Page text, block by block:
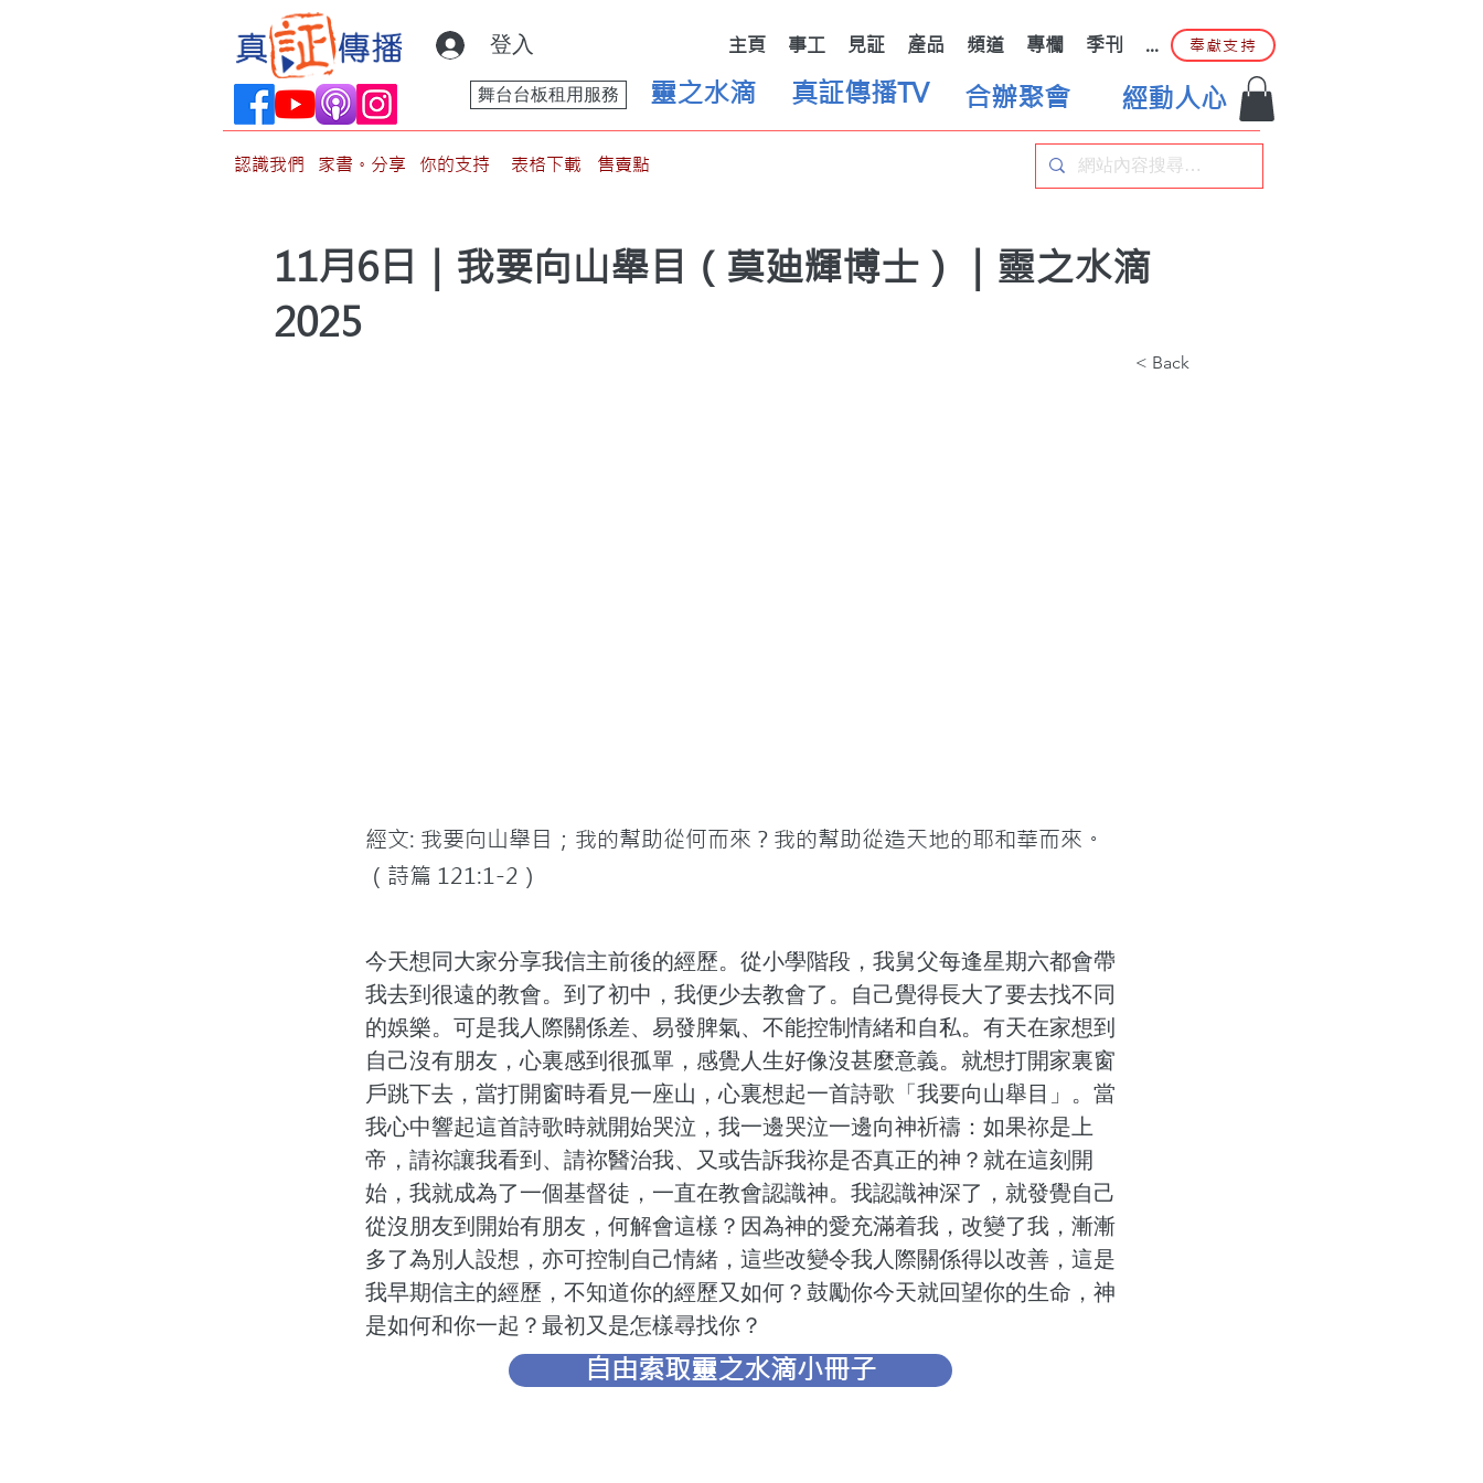
登入 主頁 事工 見証 產品 頻道 專欄 季刊 ... 奉獻支持
靈之水滴
舞台台板租用服務 真証傳播TV 合辦聚會 經動人心
認識我們 家書。分享 你的支持 表格下載 售賣點
11月6日｜我要向山舉目（莫廸輝博士）｜靈之水滴
2025
< Back
經文: 我要向山舉目；我的幫助從何而來？我的幫助從造天地的耶和華而來。
（詩篇 121:1-2）
今天想同大家分享我信主前後的經歷。從小學階段，我舅父每逢星期六都會帶
我去到很遠的教會。到了初中，我便少去教會了。自己覺得長大了要去找不同
的娛樂。可是我人際關係差、易發脾氣、不能控制情緒和自私。有天在家想到
自己沒有朋友，心裏感到很孤單，感覺人生好像沒甚麼意義。就想打開家裏窗
戶跳下去，當打開窗時看見一座山，心裏想起一首詩歌「我要向山舉目」。當
我心中響起這首詩歌時就開始哭泣，我一邊哭泣一邊向神祈禱：如果祢是上
帝，請祢讓我看到、請祢醫治我、又或告訴我祢是否真正的神？就在這刻開
始，我就成為了一個基督徒，一直在教會認識神。我認識神深了，就發覺自己
從沒朋友到開始有朋友，何解會這樣？因為神的愛充滿着我，改變了我，漸漸
多了為別人設想，亦可控制自己情緒，這些改變令我人際關係得以改善，這是
我早期信主的經歷，不知道你的經歷又如何？鼓勵你今天就回望你的生命，神
是如何和你一起？最初又是怎樣尋找你？
自由索取靈之水滴小冊子